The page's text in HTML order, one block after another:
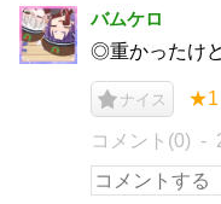
バムケロ
◎重かったけ
ナイス ★1
コメント(0)